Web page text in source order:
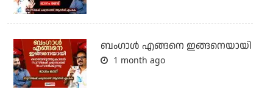
ബം​ഗാൾ എങ്ങനെ ഇങ്ങനെയായി
1 month ago